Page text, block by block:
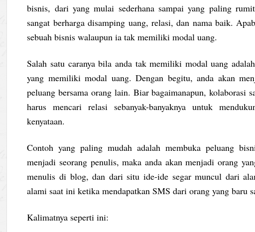
bisnis, dari yang mulai sederhana sampai yang paling
sangat berharga disamping uang, relasi, dan nama baik.
sebuah bisnis walaupun ia tak memiliki modal uang.
Salah satu caranya bila anda tak memiliki modal uang
yang memiliki modal uang. Dengan begitu, anda akan
peluang bersama orang lain. Biar bagaimanapun, kolaborasi
harus mencari relasi sebanyak-banyaknya untuk
kenyataan.
Contoh yang paling mudah adalah membuka peluang
menjadi seorang penulis, maka anda akan menjadi orang
menulis di blog, dan dari situ ide-ide segar muncul dari
alami saat ini ketika mendapatkan SMS dari orang yang baru
Kalimatnya seperti ini: